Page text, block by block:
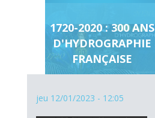
1720-2020 : 300 ANS
D'HYDROGRAPHIE
FRANÇAISE
jeu 12/01/2023 - 12:05